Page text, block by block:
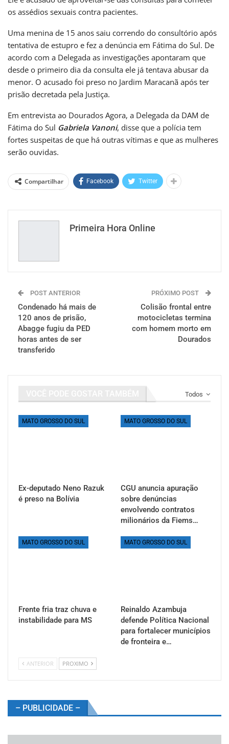
os assédios sexuais contra pacientes.
Uma menina de 15 anos saiu correndo do consultório após
tentativa de estupro e fez a denúncia em Fátima do Sul. De
acordo com a Delegada as investigações apontaram que
desde o primeiro dia da consulta ele já tentava abusar da
menor. O acusado foi preso no Jardim Maracanã após ter
prisão decretada pela Justiça.
Em entrevista ao Dourados Agora, a Delegada da DAM de
Fátima do Sul Gabriela Vanoni, disse que a polícia tem
fortes suspeitas de que há outras vítimas e que as mulheres
serão ouvidas.
Compartilhar Facebook Twitter
Primeira Hora Online
POST ANTERIOR
Condenado há mais de
120 anos de prisão,
Abagge fugiu da PED
horas antes de ser
transferido
PRÓXIMO POST
Colisão frontal entre
motocicletas termina
com homem morto em
Dourados
Todos
MATO GROSSO DO SUL
Ex-deputado Neno Razuk
é preso na Bolívia
MATO GROSSO DO SUL
CGU anuncia apuração
sobre denúncias
envolvendo contratos
milionários da Fiems…
MATO GROSSO DO SUL
Frente fria traz chuva e
instabilidade para MS
MATO GROSSO DO SUL
Reinaldo Azambuja
defende Política Nacional
para fortalecer municípios
de fronteira e…
ANTERIOR PROXIMO
– PUBLICIDADE –